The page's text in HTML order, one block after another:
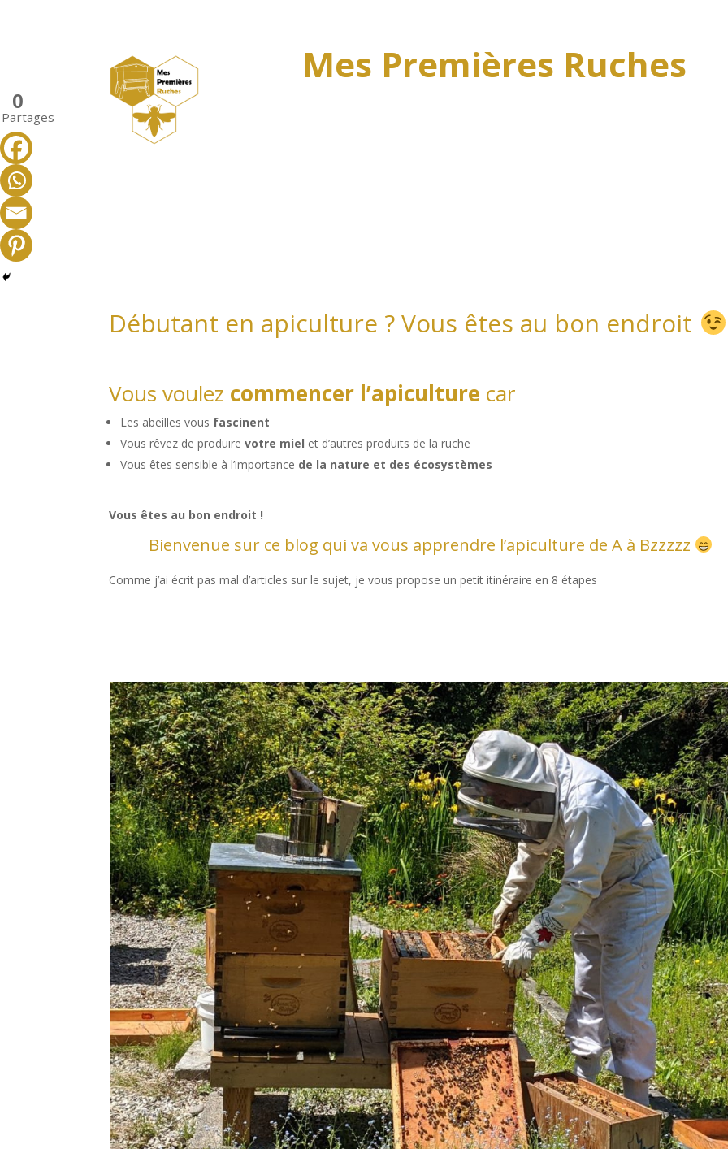
Mes Premières Ruches
Débutant en apiculture ? Vous êtes au bon endroit
Vous voulez commencer l’apiculture car
Les abeilles vous fascinent
Vous rêvez de produirevotre miel et d’autres produits de la ruche
Vous êtes sensible à l’importance de la nature et des écosystèmes
Vous êtes au bon endroit !
Bienvenue sur ce blog qui va vous apprendre l’apiculture de A à Bzzzzz
Comme j’ai écrit pas mal d’articles sur le sujet, je vous propose un petit itinéraire en 8 étapes
0
Partages